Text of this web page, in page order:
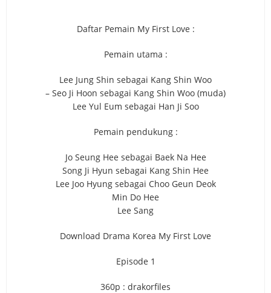
Daftar Pemain My First Love :
Pemain utama :
Lee Jung Shin sebagai Kang Shin Woo
– Seo Ji Hoon sebagai Kang Shin Woo (muda)
Lee Yul Eum sebagai Han Ji Soo
Pemain pendukung :
Jo Seung Hee sebagai Baek Na Hee
Song Ji Hyun sebagai Kang Shin Hee
Lee Joo Hyung sebagai Choo Geun Deok
Min Do Hee
Lee Sang
Download Drama Korea My First Love
Episode 1
360p : drakorfiles